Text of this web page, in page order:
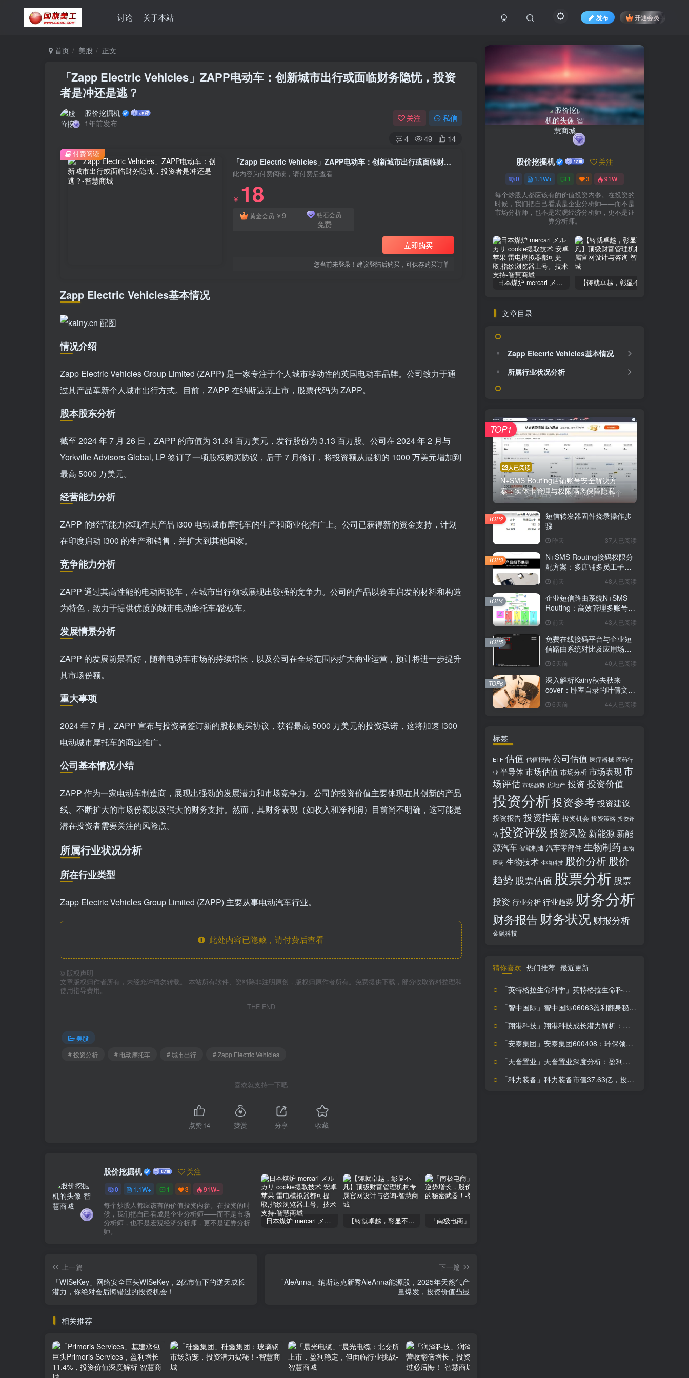
讨论 关于本站 发布 开通会员
首页 美股 正文
「Zapp Electric Vehicles」ZAPP电动车：创新城市出行或面临财务隐忧，投资
者是冲还是逃？
股价挖掘机
1年前发布
关注 私信
4 49 14
「Zapp Electric Vehicles」ZAPP电动车：创新城市出行或面临财务隐忧，投资者是冲还是逃？
此内容为付费阅读，请付费后查看
￥ 18
黄金会员 ￥9 钻石会员
免费
立即购买
您当前未登录！建议登陆后购买，可保存购买订单
付费阅读
Zapp Electric Vehicles基本情况
情况介绍
Zapp Electric Vehicles Group Limited (ZAPP) 是一家专注于个人城市移动性的英国电动车品牌。公司致力于通
过其产品革新个人城市出行方式。目前，ZAPP 在纳斯达克上市，股票代码为 ZAPP。
股本股东分析
截至 2024 年 7 月 26 日，ZAPP 的市值为 31.64 百万美元，发行股份为 3.13 百万股。公司在 2024 年 2 月与
Yorkville Advisors Global, LP 签订了一项股权购买协议，后于 7 月修订，将投资额从最初的 1000 万美元增加到
最高 5000 万美元。
经营能力分析
ZAPP 的经营能力体现在其产品 i300 电动城市摩托车的生产和商业化推广上。公司已获得新的资金支持，计划
在印度启动 i300 的生产和销售，并扩大到其他国家。
竞争能力分析
ZAPP 通过其高性能的电动两轮车，在城市出行领域展现出较强的竞争力。公司的产品以赛车启发的材料和构造
为特色，致力于提供优质的城市电动摩托车/踏板车。
发展情景分析
ZAPP 的发展前景看好，随着电动车市场的持续增长，以及公司在全球范围内扩大商业运营，预计将进一步提升
其市场份额。
重大事项
2024 年 7 月，ZAPP 宣布与投资者签订新的股权购买协议，获得最高 5000 万美元的投资承诺，这将加速 i300
电动城市摩托车的商业推广。
公司基本情况小结
ZAPP 作为一家电动车制造商，展现出强劲的发展潜力和市场竞争力。公司的投资价值主要体现在其创新的产品
线、不断扩大的市场份额以及强大的财务支持。然而，其财务表现（如收入和净利润）目前尚不明确，这可能是
潜在投资者需要关注的风险点。
所属行业状况分析
所在行业类型
Zapp Electric Vehicles Group Limited (ZAPP) 主要从事电动汽车行业。
此处内容已隐藏，请付费后查看
© 版权声明
文章版权归作者所有，未经允许请勿转载。 本站所有软件、资料除非注明原创，版权归原作者所有。免费提供下载，部分收取资料整理和
使用指导费用。
THE END
美股
# 投资分析
# 电动摩托车 # 城市出行 # Zapp Electric Vehicles
喜欢就支持一下吧
点赞14 赞赏 分享 收藏
股价挖掘机 关注
0 1.1W+ 1 3 91W+
每个炒股人都应该有的价值投资内参。在投资的时
候，我们把自己看成是企业分析师——而不是市场
分析师，也不是宏观经济分析师，更不是证券分析
师。
日本煤炉 mercari メルカリ cookie提取技术 安卓 苹果 雷电模拟器都可提取,指纹浏览器上号。技术支持 【铸就卓越，彰显不凡】顶级财富管理机构专属官网设计与咨询
上一篇
「WISeKey」网络安全巨头WISeKey，2亿市值下的逆天成长
潜力，你绝对会后悔错过的投资机会！
下一篇
「AleAnna」纳斯达克新秀AleAnna能源股，2025年天然气产
量爆发，投资价值凸显
相关推荐
股价挖掘机 关注
0 1.1W+ 1 3 91W+
每个炒股人都应该有的价值投资内参。在投资的
时候，我们把自己看成是企业分析师——而不是
市场分析师，也不是宏观经济分析师，更不是证
券分析师。
日本煤炉 mercari メルカリ cookie提取技术 安卓 苹果 雷电模拟器都可提取,指纹浏览器上号。技术支持
文章目录
Zapp Electric Vehicles基本情况
所属行业状况分析
23人已阅读
N+SMS Routing店铺账号安全解决方
案：实体卡管理与权限隔离保障隐私
TOP1
短信转发器固件烧录操作步
骤
昨天 37人已阅读
TOP2
N+SMS Routing接码权限分
配方案：多店铺多员工子账
前天 48人已阅读
TOP3
企业短信路由系统N+SMS
Routing：高效管理多账号验
前天 43人已阅读
TOP4
免费在线接码平台与企业短
信路由系统对比及应用场景
5天前 40人已阅读
TOP5
深入解析Kainy秋去秋来
cover：卧室自录的叶倩文经
6天前 44人已阅读
TOP6
标签
ETF 估值 估值报告 公司估值 医疗器械 医药行
业 半导体市场估值 市场分析 市场表现市
场评估 市场趋势 房地产 投资 投资价值
投资分析投资参考 投资建议
投资报告 投资指南 投资机会 投资策略 投资评
估 投资评级 投资风险 新能源 新能
源汽车 智能制造 汽车零部件 生物制药 生物
医药 生物技术 生物科技 股价分析 股价
趋势 股票估值 股票分析 股票
投资 行业分析 行业趋势 财务分析
财务报告 财务状况财报分析
金融科技
猜你喜欢 热门推荐 最近更新
「英特格拉生命科学」英特格拉生命科学：创新医疗技术领航者，投资价值解析
「智中国际」智中国际06063盈利翻身秘方：搞钱必看
「翔港科技」翔港科技成长潜力解析：盈利能力提升，技术实力领先，投资价值凸显
「安泰集团」安泰集团600408：环保领先焦炭型钢巨头，市场低估下的逆袭机会？
「天誉置业」天誉置业深度分析：盈利难题与投资风险全解析
「科力装备」科力装备市值37.63亿，投资评级一般，股价波动需警惕